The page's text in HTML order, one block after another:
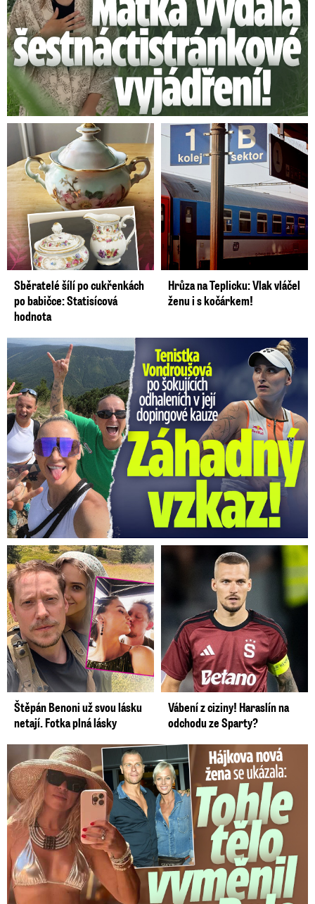
Sběratelé šílí po cukřenkách
po babičce: Statisícová
hodnota
Hrůza na Teplicku: Vlak vláčel
ženu i s kočárkem!
Vondroušová po šokujících odhaleních v kauze: Záhadný vzkaz!
Štěpán Benoni už svou lásku
netají. Fotka plná lásky
Vábení z ciziny! Haraslín na
odchodu ze Sparty?
Tohle tělo nahradilo Belo: Nová partnerka se ukázala...